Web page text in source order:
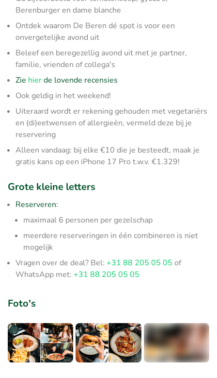
Berenburger en dame blanche
Ontdek waarom De Beren dé spot is voor een
onvergetelijke avond uit
Beleef een beregezellig avond uit met je partner,
familie, vrienden of collega's
Zie hierde lovende recensies
Ook geldig in het weekend!
Uiteraard wordt er rekening gehouden met vegetariërs
en (di)eetwensen of allergieën, vermeld deze bij je
reservering
Alleen vandaag: bij elke €10 die je besteedt, maak je
gratis kans op een iPhone 17 Pro t.w.v. €1.329!
Grote kleine letters
Reserveren:
maximaal 6 personen per gezelschap
meerdere reserveringen in één combineren is niet
mogelijk
Vragen over de deal? Bel: +31 88 205 05 05 of
WhatsApp met: +31 88 205 05 05
Foto's